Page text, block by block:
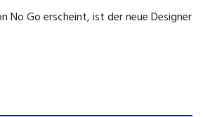
No Go erscheint, ist der neue Designer